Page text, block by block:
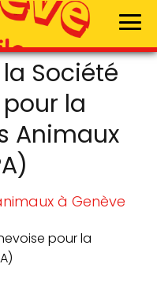
Société
la
Animaux
à Genève